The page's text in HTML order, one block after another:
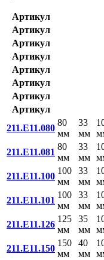
Артикул
Артикул
Артикул
Артикул
Артикул
Артикул
Артикул
Артикул
211.E11.080
80
мм
33
мм
211.E11.081
80
мм
33
мм
211.E11.100
100
мм
33
мм
211.E11.101
100
мм
33
мм
211.E11.126
125
мм
35
мм
211.E11.150
150
мм
40
мм